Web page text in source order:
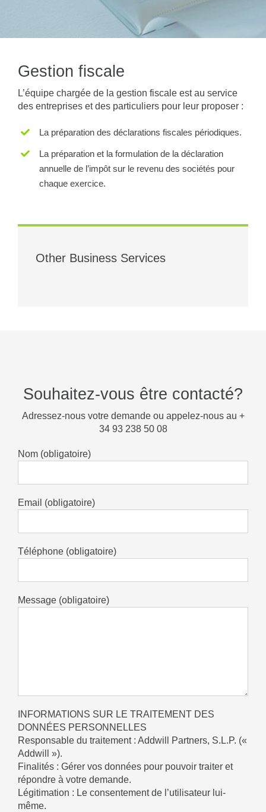
Gestion fiscale
L’équipe chargée de la gestion fiscale est au service
des entreprises et des particuliers pour leur proposer :
La préparation des déclarations fiscales périodiques.
La préparation et la formulation de la déclaration
annuelle de l’impôt sur le revenu des sociétés pour
chaque exercice.
Other Business Services
Souhaitez-vous être contacté?
Adressez-nous votre demande ou appelez-nous au +
34 93 238 50 08
Nom (obligatoire)
Email (obligatoire)
Téléphone (obligatoire)
Message (obligatoire)
INFORMATIONS SUR LE TRAITEMENT DES
DONNÉES PERSONNELLES
Responsable du traitement : Addwill Partners, S.L.P. («
Addwill »).
Finalités : Gérer vos données pour pouvoir traiter et
répondre à votre demande.
Légitimation : Le consentement de l’utilisateur lui-
même.